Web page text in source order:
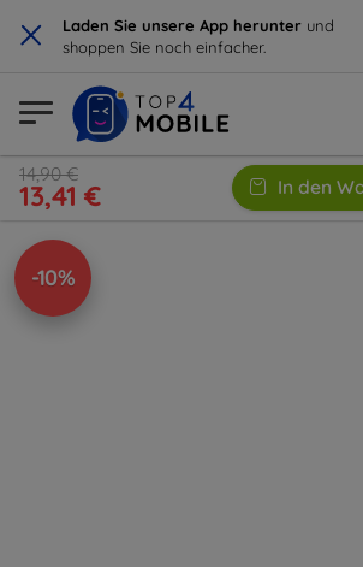
× Laden Sie unsere App herunter und
shoppen Sie noch einfacher.
14,90 €
13,41 € In den
-10%